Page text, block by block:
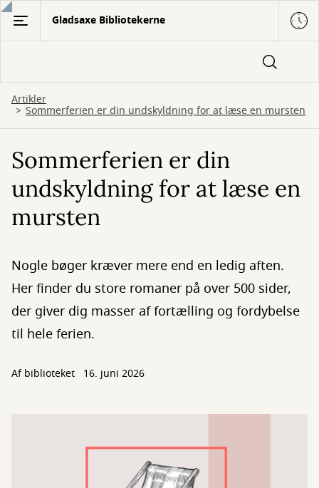
Gå
hovedindhold
Gladsaxe Bibliotekerne
Artikler
Sommerferien er din undskyldning for at læse en mursten
Sommerferien er din
undskyldning for at læse en
mursten
Nogle bøger kræver mere end en ledig aften.
Her finder du store romaner på over 500 sider,
der giver dig masser af fortælling og fordybelse
til hele ferien.
Af biblioteket 16. juni 2026